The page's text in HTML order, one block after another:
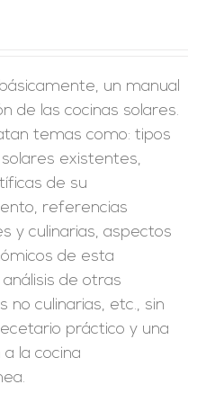
un manual
de las cocinas solares.
temas como: tipos
existentes,
de su
referencias
y culinarias, aspectos
de esta
análisis de otras
no culinarias, etc., sin
práctico y una
la cocina